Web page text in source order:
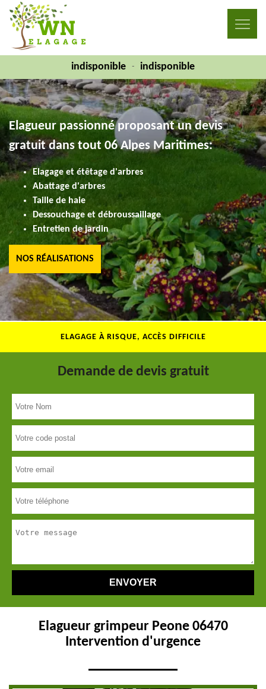
indisponible - indisponible
Elagueur passionné proposant un devis
gratuit dans tout 06 Alpes Maritimes:
Elagage et étêtage d'arbres
Abattage d'arbres
Taille de haie
Dessouchage et débroussaillage
Entretien de jardin
NOS RÉALISATIONS
ELAGAGE À RISQUE, ACCÈS DIFFICILE
Demande de devis gratuit
Elagueur grimpeur Peone 06470
Intervention d'urgence